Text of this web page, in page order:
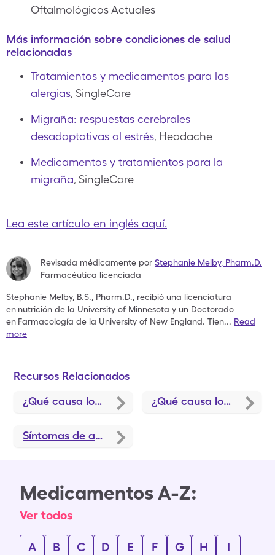
Oftalmológicos Actuales
Más información sobre condiciones de salud
relacionadas
Tratamientos y medicamentos para las
alergias, SingleCare
Migraña: respuestas cerebrales
desadaptativas al estrés, Headache
Medicamentos y tratamientos para la
migraña, SingleCare
Lea este artículo en inglés aquí.
Revisada médicamente por Stephanie Melby, Pharm.D.
Farmacéutica licenciada
Stephanie Melby, B.S., Pharm.D., recibió una licenciatura
en nutrición de la University of Minnesota y un Doctorado
en Farmacología de la University of New England. Tien... Read
more
Recursos Relacionados
¿Qué causa los síntomas de la tiroides? Condiciones y tratamientos relacionados
¿Qué causa los espasmos del párpado? Condiciones y tratamientos relacionados
Síntomas de altos niveles de azúcar en la sangre: ¿Cuáles son las primeras señales?
Medicamentos A-Z:
Ver todos
A B C D E F G H
I